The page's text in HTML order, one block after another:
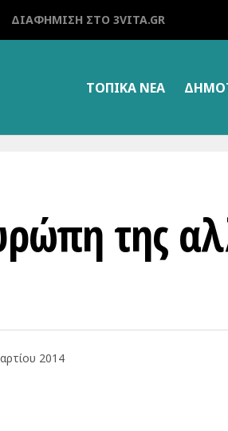
ΔΙΑΦΉΜΙΣΗ ΣΤΟ 3VITA.GR
ΤΟΠΙΚΑ ΝΕΑ
της
2014